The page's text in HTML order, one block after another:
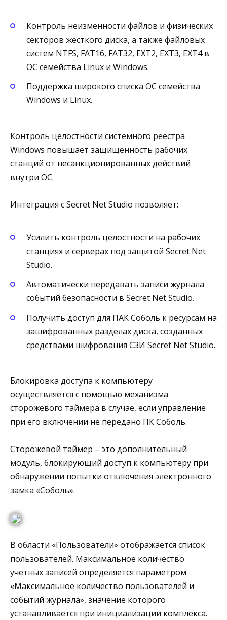
Контроль неизменности файлов и физических
секторов жесткого диска, а также файловых
систем NTFS, FAT16, FAT32, EXT2, EXT3, EXT4 в
ОС семейства Linux и Windows.
Поддержка широкого списка ОС семейства
Windows и Linux.
Контроль целостности системного реестра
Windows повышает защищенность рабочих
станций от несанкционированных действий
внутри ОС.
Интеграция с Secret Net Studio позволяет:
Усилить контроль целостности на рабочих
станциях и серверах под защитой Secret Net
Studio.
Автоматически передавать записи журнала
событий безопасности в Secret Net Studio.
Получить доступ для ПАК Соболь к ресурсам на
зашифрованных разделах диска, созданных
средствами шифрования СЗИ Secret Net Studio.
Блокировка доступа к компьютеру
осуществляется с помощью механизма
сторожевого таймера в случае, если управление
при его включении не передано ПК Соболь.
Сторожевой таймер – это дополнительный
модуль, блокирующий доступ к компьютеру при
обнаружении попытки отключения электронного
замка «Соболь».
В области «Пользователи» отображается список
пользователей. Максимальное количество
учетных записей определяется параметром
«Максимальное количество пользователей и
событий журнала», значение которого
устанавливается при инициализации комплекса.